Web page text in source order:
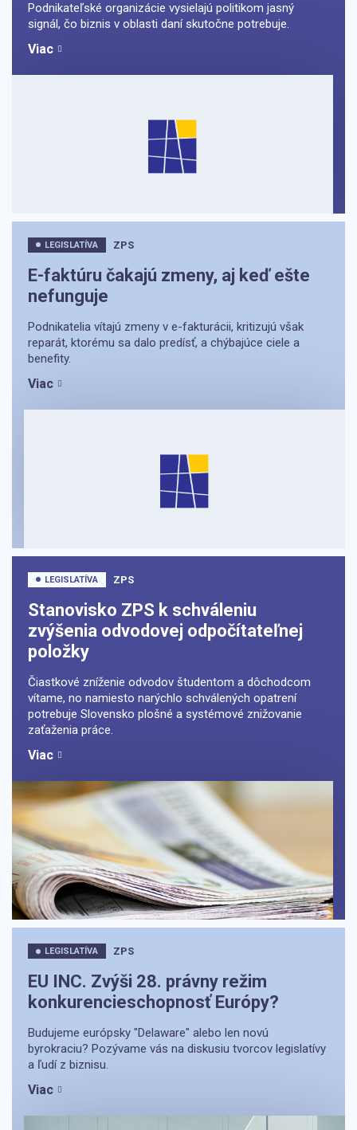
Podnikateľské organizácie vysielajú politikom jasný
signál, čo biznis v oblasti daní skutočne potrebuje.
Viac
LEGISLATÍVA ZPS
E-faktúru čakajú zmeny, aj keď ešte
nefunguje
Podnikatelia vítajú zmeny v e-fakturácii, kritizujú však
reparát, ktorému sa dalo predísť, a chýbajúce ciele a
benefity.
Viac
LEGISLATÍVA ZPS
Stanovisko ZPS k schváleniu
zvýšenia odvodovej odpočítateľnej
položky
Čiastkové zníženie odvodov študentom a dôchodcom
vítame, no namiesto narýchlo schválených opatrení
potrebuje Slovensko plošné a systémové znižovanie
zaťaženia práce.
Viac
LEGISLATÍVA ZPS
EU INC. Zvýši 28. právny režim
konkurencieschopnosť Európy?
Budujeme európsky "Delaware" alebo len novú
byrokraciu? Pozývame vás na diskusiu tvorcov legislatívy
a ľudí z biznisu.
Viac